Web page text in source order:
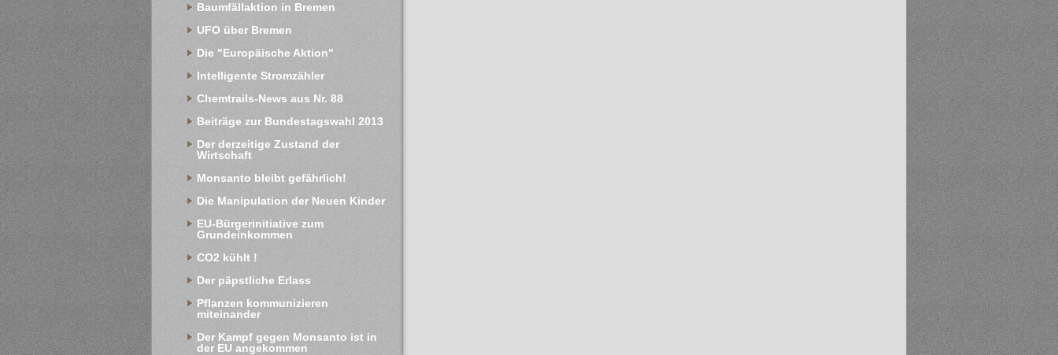
Baumfällaktion in Bremen
UFO über Bremen
Die "Europäische Aktion"
Intelligente Stromzähler
Chemtrails-News aus Nr. 88
Beiträge zur Bundestagswahl 2013
Der derzeitige Zustand der
Wirtschaft
Monsanto bleibt gefährlich!
Die Manipulation der Neuen Kinder
EU-Bürgerinitiative zum
Grundeinkommen
CO2 kühlt !
Der päpstliche Erlass
Pflanzen kommunizieren
miteinander
Der Kampf gegen Monsanto ist in
der EU angekommen